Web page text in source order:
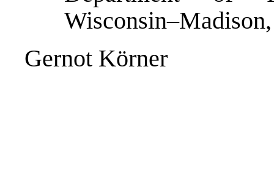
Gernot Körner